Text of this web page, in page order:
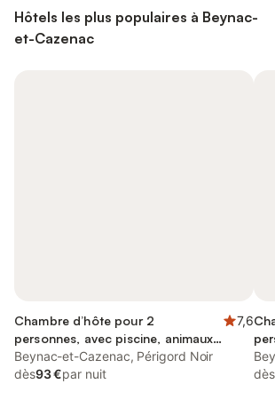
Hôtels les plus populaires à Beynac-
et-Cazenac
Chambre d’hôte pour 2
personnes, avec piscine, animaux
acceptés
7,6
Beynac-et-Cazenac, Périgord Noir
dès93 €par nuit
dès